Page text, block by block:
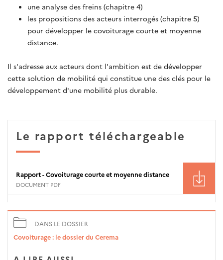
une analyse des freins (chapitre 4)
les propositions des acteurs interrogés (chapitre 5)
pour développer le covoiturage courte et moyenne
distance.
Il s'adresse aux acteurs dont l'ambition est de développer
cette solution de mobilité qui constitue une des clés pour le
développement d'une mobilité plus durable.
Le rapport téléchargeable
Rapport - Covoiturage courte et moyenne distance
DOCUMENT PDF
DANS LE DOSSIER
Covoiturage : le dossier du Cerema